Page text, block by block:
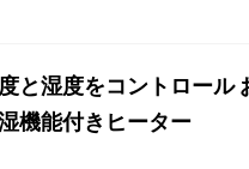
と湿度をコントロール
機能付きヒーター